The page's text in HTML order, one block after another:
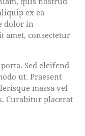
ex ea
dolor in
amet, consectetur
Sed eleifend
ut. Praesent
massa vel
Curabitur placerat